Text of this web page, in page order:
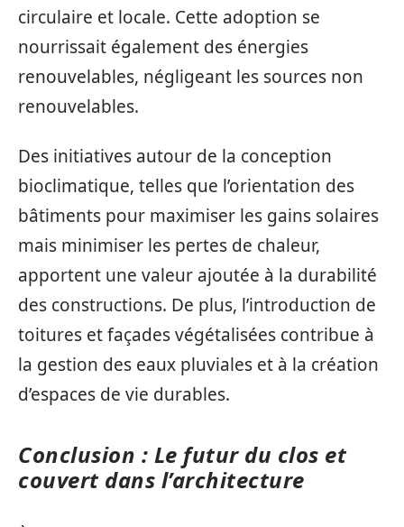
circulaire et locale. Cette adoption se
nourrissait également des énergies
renouvelables, négligeant les sources non
renouvelables.
Des initiatives autour de la conception
bioclimatique, telles que l’orientation des
bâtiments pour maximiser les gains solaires
mais minimiser les pertes de chaleur,
apportent une valeur ajoutée à la durabilité
des constructions. De plus, l’introduction de
toitures et façades végétalisées contribue à
la gestion des eaux pluviales et à la création
d’espaces de vie durables.
Conclusion : Le futur du clos et
couvert dans l’architecture